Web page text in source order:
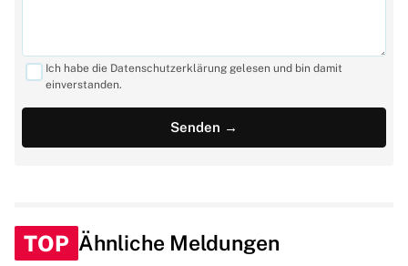
Ich habe die Datenschutzerklärung gelesen und bin damit
einverstanden.
TOP Ähnliche Meldungen